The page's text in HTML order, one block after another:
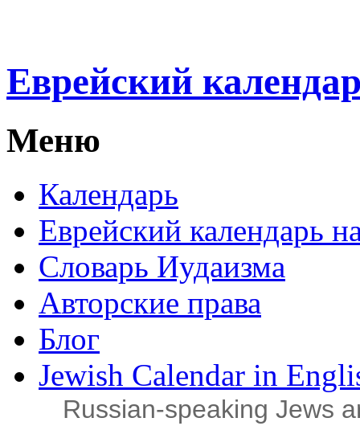
Еврейский
Меню
Календарь
Еврейский календарь
Словарь Иудаизма
Авторские права
Блог
Jewish Calendar in
Russian‑speaking Jews